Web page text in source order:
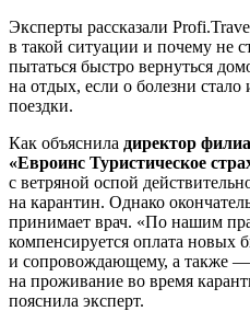
Эксперты рассказали
в такой ситуации и почему не
пытаться быстро вернуться
на отдых, если о болезни стало
поездки.
Как объяснила директор
«Евроинс Туристическое
с ветряной оспой
на карантин. Однако
принимает врач. «По нашим
компенсируется оплата новых
и сопровождающему, а также
на проживание во время
пояснила эксперт.